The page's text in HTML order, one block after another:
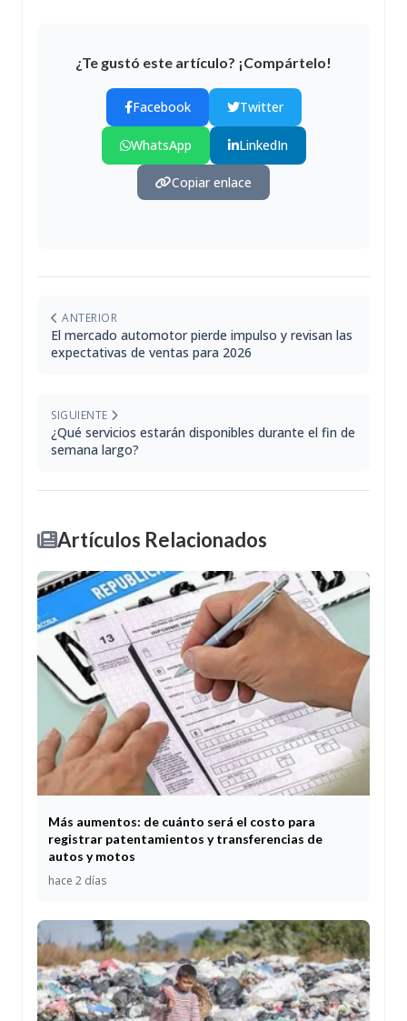
¿Te gustó este artículo? ¡Compártelo!
Facebook Twitter
WhatsApp LinkedIn
Copiar enlace
ANTERIOR
El mercado automotor pierde impulso y revisan las
expectativas de ventas para 2026
SIGUIENTE
¿Qué servicios estarán disponibles durante el fin de
semana largo?
Artículos Relacionados
Más aumentos: de cuánto será el costo para
registrar patentamientos y transferencias de
autos y motos
hace 2 días